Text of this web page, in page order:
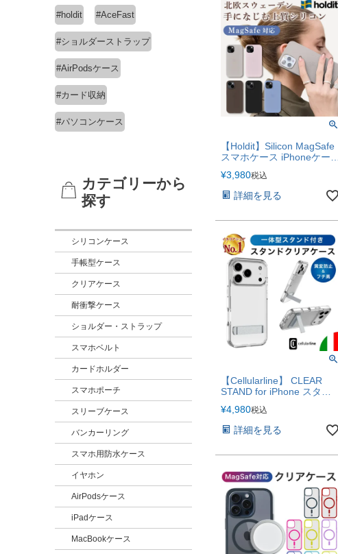
#holdit #AceFast
#ショルダーストラップ
#AirPodsケース
#カード収納
#パソコンケース
カテゴリーから
探す
シリコンケース
手帳型ケース
クリアケース
耐衝撃ケース
ショルダー・ストラップ
スマホベルト
カードホルダー
スマホポーチ
スリーブケース
バンカーリング
スマホ用防水ケース
イヤホン
AirPodsケース
iPadケース
MacBookケース
【Holdit】Silicon MagSafe
スマホケース iPhoneケース
衝撃吸収
¥3,980税込
詳細を見る
【Cellularline】 CLEAR
STAND for iPhone スタン
ース クリアケース スタン
ド機能 黄ばみ防止加工
【iPhone17シリーズ対応】
¥4,980税込
詳細を見る